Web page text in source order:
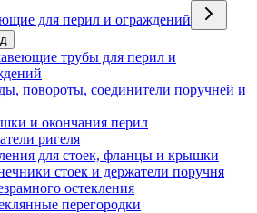
для перил и ограждений
трубы для перил и
повороты, соединители поручней и
и окончания перил
ригеля
для стоек, фланцы и крышки
стоек и держатели поручня
остекления
перегородки